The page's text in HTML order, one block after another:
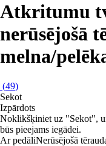
Atkritumu
nerūsējošā
melna/
(49)
Sekot
Izpārdots
Noklikšķiniet uz "Sekot",
būs pieejams iegādei.
Ar pedāliNerūsējošā